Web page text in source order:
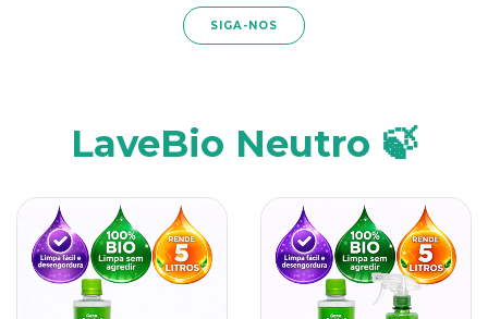
SIGA-NOS
LaveBio Neutro 🍃